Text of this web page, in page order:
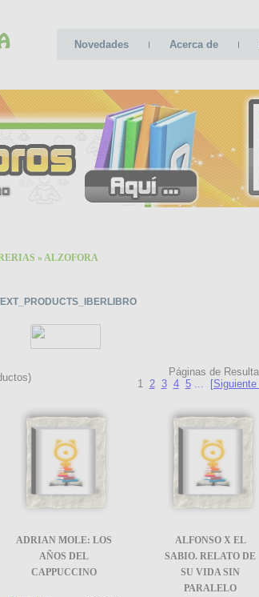
Novedades Acerca de
»ALZOFORA
Páginas de
1 2 3 4 5 ... [Siguiente
ADRIAN MOLE: LOS
AÑOS DEL
CAPPUCCINO
ALFONSO X EL
SABIO. RELATO DE
SU VIDA SIN
PARALELO